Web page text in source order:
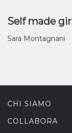
Self made
Sara Montagnani
CHI SIAMO
COLLABORA